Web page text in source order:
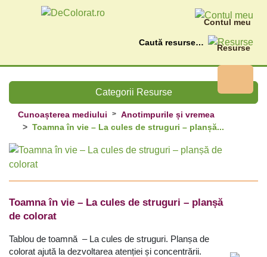
Contul meu
Resurse
Caută
Categorii Resurse
Cunoașterea mediului
Anotimpurile și vremea
Toamna în vie – La cules de struguri – planșă...
Toamna în vie – La cules de struguri – planșă
de colorat
Tablou de toamnă – La cules de struguri. Planșa de
colorat ajută la dezvoltarea atenției și concentrării.